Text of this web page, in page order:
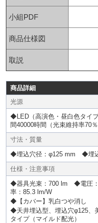
小組PDF
商品仕様図
取説
商品詳細
光源
◆LED（高演色・昼白色タ
間40000時間（光束維持率70％
寸法・質量
◆埋込穴径：φ125 mm ◆埋
仕様・注意事項
◆器具光束：700 lm ◆電圧
率：85.3 lm/W
◆【カバー】乳白つや消し
◆天井埋込型、埋込穴φ125、
タイプ（マイルド配光）